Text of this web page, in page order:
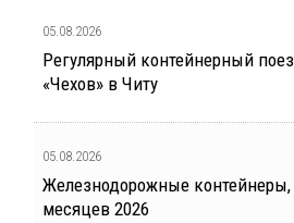
05.08.2026
Регулярный контейнерный
«Чехов» в Читу
05.08.2026
Железнодорожные контейнеры,
месяцев 2026